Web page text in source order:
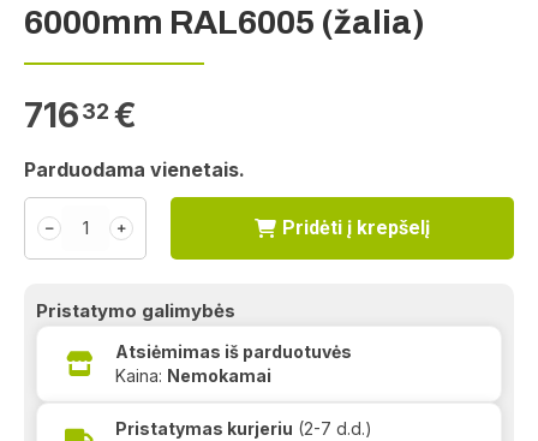
6000mm RAL6005 (žalia)
71632 €
Parduodama vienetais.
﹣ ﹢ Pridėti į krepšelį
Pristatymo galimybės
Atsiėmimas iš parduotuvės
Kaina: Nemokamai
Pristatymas kurjeriu (2-7 d.d.)